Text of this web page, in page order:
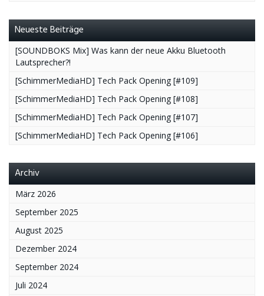
Neueste Beiträge
[SOUNDBOKS Mix] Was kann der neue Akku Bluetooth
Lautsprecher?!
[SchimmerMediaHD] Tech Pack Opening [#109]
[SchimmerMediaHD] Tech Pack Opening [#108]
[SchimmerMediaHD] Tech Pack Opening [#107]
[SchimmerMediaHD] Tech Pack Opening [#106]
Archiv
März 2026
September 2025
August 2025
Dezember 2024
September 2024
Juli 2024